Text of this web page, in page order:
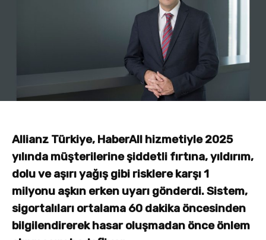
Allianz Türkiye, HaberAll hizmetiyle 2025
yılında müşterilerine şiddetli fırtına, yıldırım,
dolu ve aşırı yağış gibi risklere karşı 1
milyonu aşkın erken uyarı gönderdi. Sistem,
sigortalıları ortalama 60 dakika öncesinden
bilgilendirerek hasar oluşmadan önce önlem